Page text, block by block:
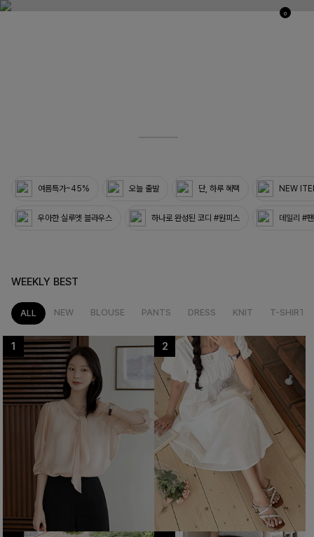
0
여름특가~45% 오늘 출발 단, 하루 혜택 NEW
우아한 실루엣 블라우스 하나로 완성된 코디 #원피스 데일리 #
WEEKLY BEST
ALL NEW BLOUSE PANTS DRESS KNIT T-SHIRT